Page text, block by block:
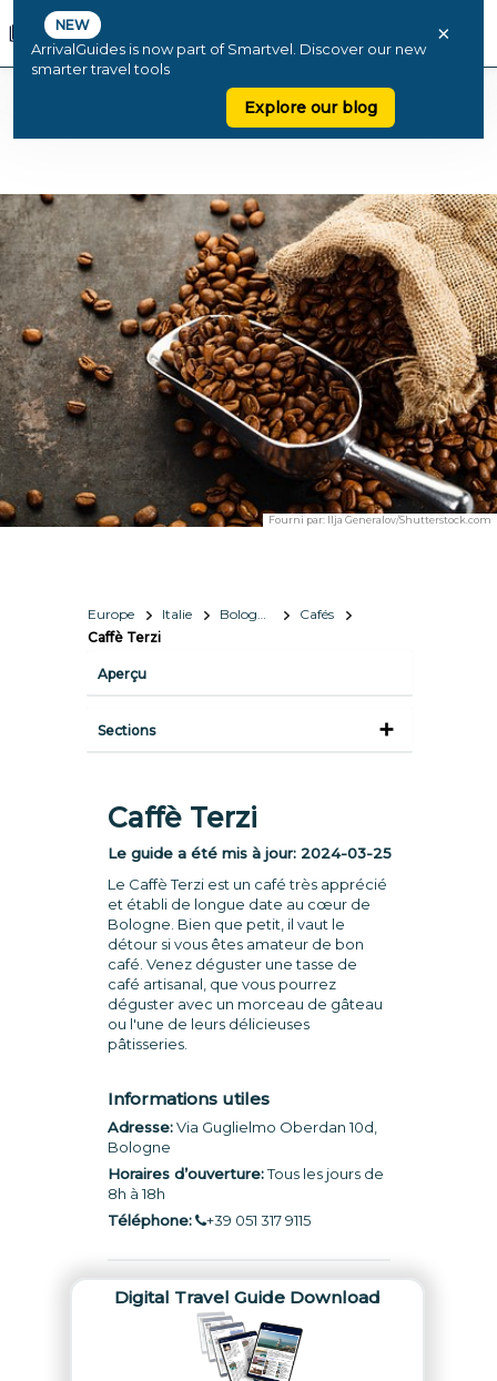
NEW
ArrivalGuides is now part of Smartvel. Discover our new
smarter travel tools
Explore our blog
×
Fourni par: Ilja Generalov/Shutterstock.com
Europe Italie Bologne
Cafés
Caffè Terzi
Aperçu
Sections
Caffè Terzi
Le guide a été mis à jour: 2024-03-25
Le Caffè Terzi est un café très apprécié
et établi de longue date au cœur de
Bologne. Bien que petit, il vaut le
détour si vous êtes amateur de bon
café. Venez déguster une tasse de
café artisanal, que vous pourrez
déguster avec un morceau de gâteau
ou l'une de leurs délicieuses
pâtisseries.
Informations utiles
Adresse:Via Guglielmo Oberdan 10d,
Bologne
Horaires d’ouverture:Tous les jours de
8h à 18h
Téléphone:
+39 051 317 9115
Digital Travel Guide Download